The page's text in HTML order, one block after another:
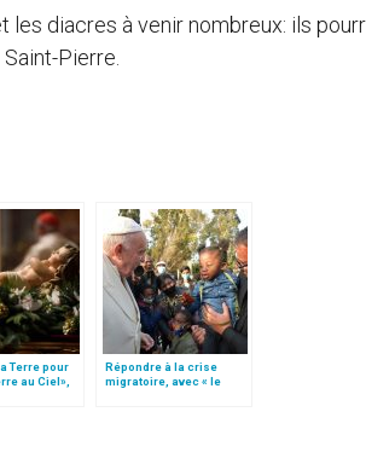
diacres à venir nombreux: ils
Pierre.
Terre pour
au Ciel»,
Répondre à la crise
migratoire, avec « le